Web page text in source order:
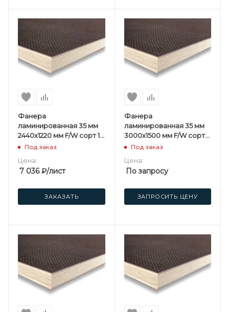
Фанера
ламинированная 35 мм
2440х1220 мм F/W сорт 1/1
березовая
Под заказ
Цена:
7 036₽/лист
ЗАКАЗАТЬ
Фанера
ламинированная 35 мм
3000х1500 мм F/W сорт
1/1 березовая
Под заказ
Цена:
По запросу
ЗАПРОСИТЬ ЦЕНУ